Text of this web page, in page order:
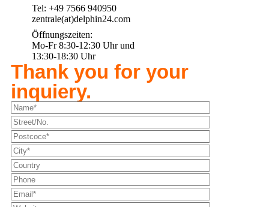
Tel: +49 7566 940950
zentrale(at)delphin24.com
Öffnungszeiten:
Mo-Fr 8:30-12:30 Uhr und
13:30-18:30 Uhr
Thank you for your
inquiery.